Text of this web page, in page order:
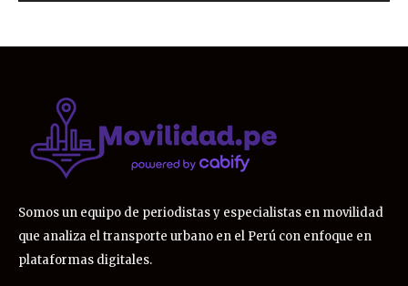
Somos un equipo de periodistas y especialistas en movilidad
que analiza el transporte urbano en el Perú con enfoque en
plataformas digitales.